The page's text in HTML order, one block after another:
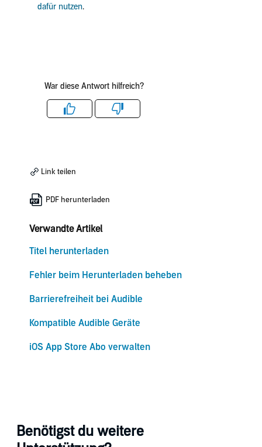
dafür nutzen.
War diese Antwort hilfreich?
Like Dislike
Link teilen
PDF herunterladen
Verwandte Artikel
Titel herunterladen
Fehler beim Herunterladen beheben
Barrierefreiheit bei Audible
Kompatible Audible Geräte
iOS App Store Abo verwalten
Benötigst du weitere